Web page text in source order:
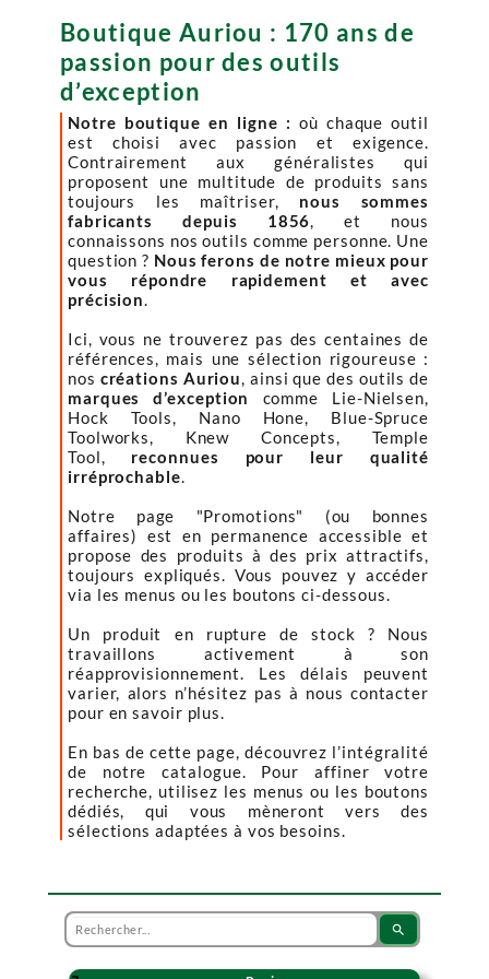
Boutique Auriou : 170 ans de
passion pour des outils
d’exception
Notre boutique en ligne : où chaque outil
est choisi avec passion et exigence.
Contrairement aux généralistes qui
proposent une multitude de produits sans
toujours les maîtriser, nous sommes
fabricants depuis 1856, et nous
connaissons nos outils comme personne. Une
question ? Nous ferons de notre mieux pour
vous répondre rapidement et avec
précision.
Ici, vous ne trouverez pas des centaines de
références, mais une sélection rigoureuse :
nos créations Auriou, ainsi que des outils de
marques d’exception
comme Lie-Nielsen,
Hock Tools, Nano Hone, Blue-Spruce
Toolworks, Knew Concepts, Temple
Tool, reconnues pour leur qualité
irréprochable.
Notre page "Promotions" (ou bonnes
affaires) est en permanence accessible et
propose des produits à des prix attractifs,
toujours expliqués. Vous pouvez y accéder
via les menus ou les boutons ci-dessous.
Un produit en rupture de stock ? Nous
travaillons activement à son
réapprovisionnement. Les délais peuvent
varier, alors n’hésitez pas à nous contacter
pour en savoir plus.
En bas de cette page, découvrez l’intégralité
de notre catalogue. Pour affiner votre
recherche, utilisez les menus ou les boutons
dédiés, qui vous mèneront vers des
sélections adaptées à vos besoins.
search